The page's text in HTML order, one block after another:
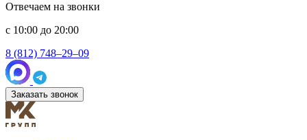
Отвечаем на звонки
с 10:00 до 20:00
8 (812) 748–29–09
Заказать звонок